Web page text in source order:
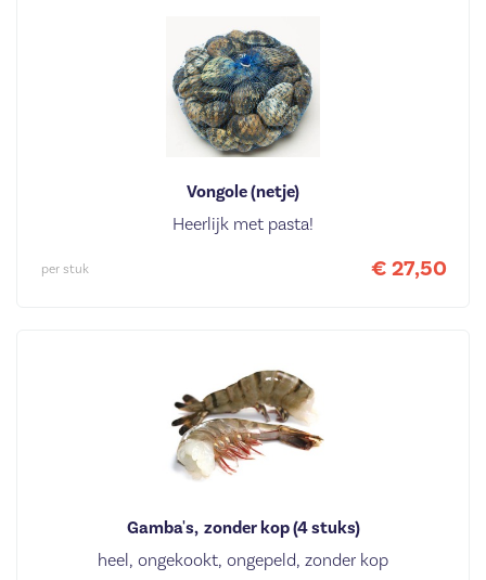
Vongole (netje)
Heerlijk met pasta!
€ 27,50
per stuk
Gamba's,  zonder kop (4 stuks)
heel, ongekookt, ongepeld, zonder kop